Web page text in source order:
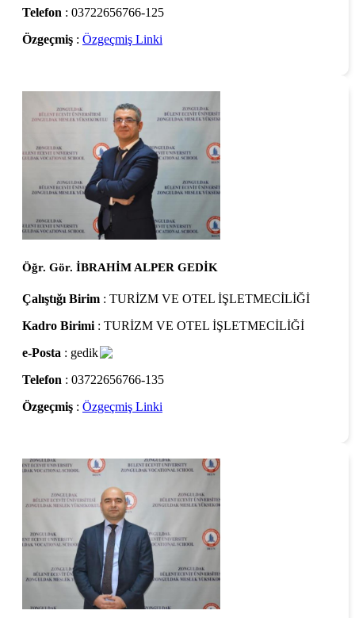
Telefon : 03722656766-125
Özgeçmiş : Özgeçmiş Linki
Öğr. Gör. İBRAHİM ALPER GEDİK
Çalıştığı Birim : TURİZM VE OTEL İŞLETMECİLİĞİ
Kadro Birimi : TURİZM VE OTEL İŞLETMECİLİĞİ
e-Posta : gedik
Telefon : 03722656766-135
Özgeçmiş : Özgeçmiş Linki